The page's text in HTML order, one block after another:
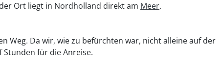
Ort liegt in Nordholland direkt am Meer.
Weg. Da wir, wie zu befürchten war, nicht alleine auf der
für die Anreise.